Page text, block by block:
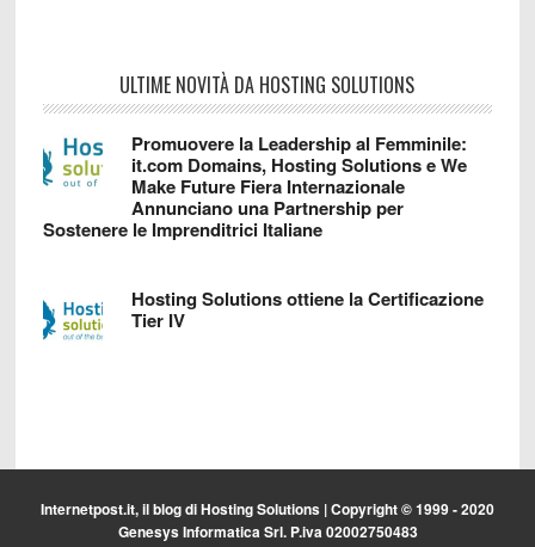
ULTIME NOVITÀ DA HOSTING SOLUTIONS
Promuovere la Leadership al Femminile:
it.com Domains, Hosting Solutions e We
Make Future Fiera Internazionale
Annunciano una Partnership per
Sostenere le Imprenditrici Italiane
Hosting Solutions ottiene la Certificazione
Tier IV
Internetpost.it, il blog diHosting Solutions | Copyright © 1999 - 2020
Genesys Informatica Srl. P.iva 02002750483